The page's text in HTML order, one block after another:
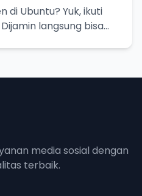
di Ubuntu? Yuk, ikuti
langsung bisa
media sosial dengan
terbaik.